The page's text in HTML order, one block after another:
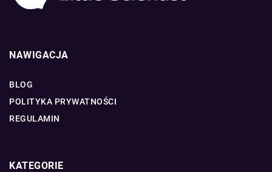
NAWIGACJA
BLOG
POLITYKA PRYWATNOŚCI
REGULAMIN
KATEGORIE